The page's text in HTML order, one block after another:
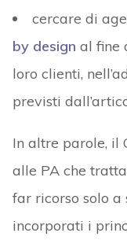
cercare di
by design al fine
loro clienti,
previsti
In altre parole, il
alle PA che
far ricorso solo
incorporati i